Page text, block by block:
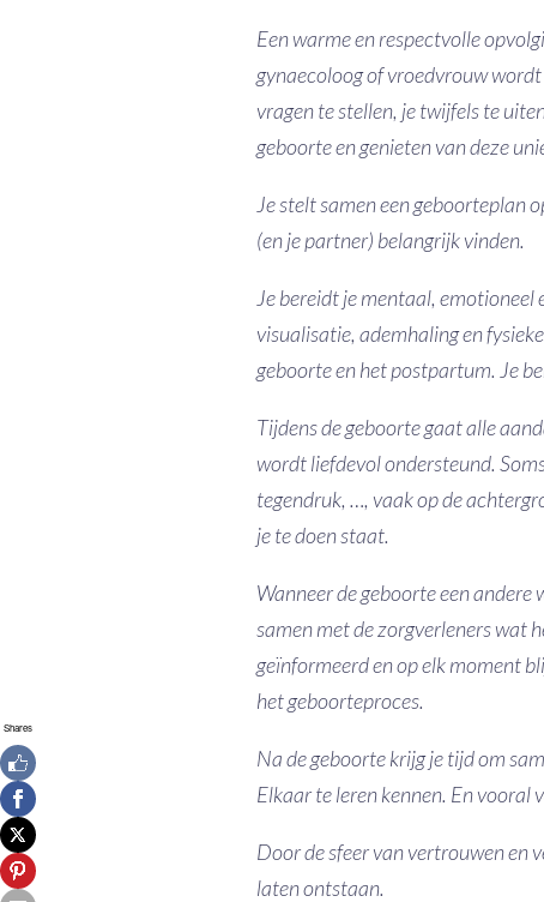
Een warme en respectvolle
gynaecoloog of vroedvrouw
vragen te stellen, je twijfels te
geboorte en genieten van deze
Je stelt samen een geboorteplan
(en je partner) belangrijk vinden.
Je bereidt je mentaal,
visualisatie, ademhaling en
geboorte en het postpartum. Je
Tijdens de geboorte gaat alle
wordt liefdevol ondersteund.
tegendruk, …, vaak op de
je te doen staat.
Wanneer de geboorte een
samen met de zorgverleners wat
geïnformeerd en op elk moment
het geboorteproces.
Na de geboorte krijg je tijd om
Elkaar te leren kennen. En vooral
Door de sfeer van vertrouwen en
laten ontstaan.
Shares